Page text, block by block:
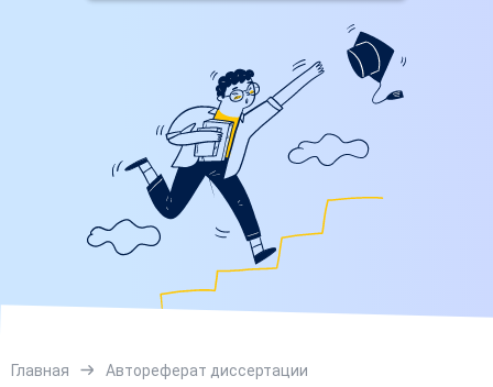
Главная Автореферат диссертации